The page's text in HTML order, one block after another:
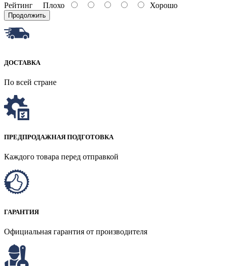
Рейтинг Плохо Хорошо
Продолжить
ДОСТАВКА
По всей стране
ПРЕДПРОДАЖНАЯ ПОДГОТОВКА
Каждого товара перед отправкой
ГАРАНТИЯ
Официальная гарантия от производителя